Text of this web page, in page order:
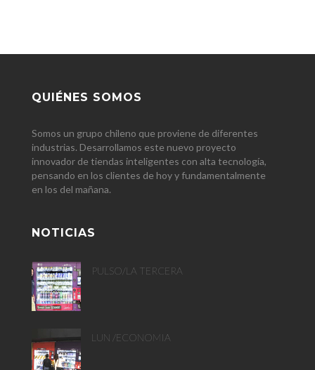
QUIÉNES SOMOS
Somos un grupo chileno que proviene de diferentes
industrias. Desarrollamos este nuevo proyecto
innovador de tiendas inteligentes con alta tecnología,
pensando en los clientes de hoy y fundamentalmente
en los del mañana.
NOTICIAS
PULSO/LA TERCERA
LUN /ECONOMIA